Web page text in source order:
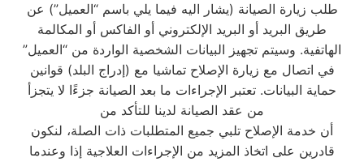
طلب زيارة الصيانة (يشار اليه فيما يلي باسم “العميل”) عن
طريق البريد أو البريد الإلكتروني أو الفاكس أو المكالمة
الهاتفية. وسيتم تجهيز البيانات الشخصية الواردة من “العميل”
في اتصال مع زيارة الإصلاح تماشيا مع (إدراج البلد) قوانين
حماية البيانات. تعتبر الإجراءات ما بعد الصيانة جزءًا لا يتجزأ
من عقد الصيانة لدينا للتأكد من
أن خدمة الإصلاح تلبي جميع المتطلبات ذات الصلة، لنكون
قادرين على اتخاذ المزيد من الإجراءات العلاجية إذا وعندما